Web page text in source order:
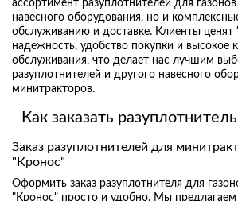
ассортимент разуплотнителей для
навесного оборудования, но и
обслуживанию и доставке. Клиенты ценят
надежность, удобство покупки и высокое
обслуживания, что делает нас лучшим
разуплотнителей и другого навесного
минитракторов.
Как заказать
Заказ разуплотнителей для
"Кронос"
Оформить заказ разуплотнителя для
"Кронос" просто и удобно. Мы предлагаем